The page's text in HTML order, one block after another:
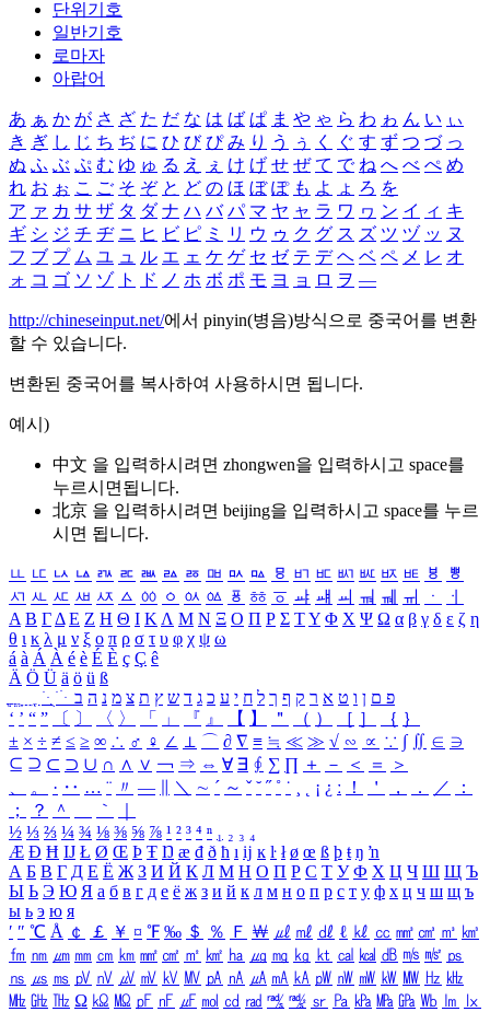
단위기호
일반기호
로마자
아랍어
あ ぁ か が さ ざ た だ な は ば ぱ ま や ゃ ら わ ゎ ん い ぃ
き ぎ し じ ち ぢ に ひ び ぴ み り う ぅ く ぐ す ず つ づ っ
ぬ ふ ぶ ぷ む ゆ ゅ る え ぇ け げ せ ぜ て で ね へ べ ぺ め
れ お ぉ こ ご そ ぞ と ど の ほ ぼ ぽ も よ ょ ろ を
ア ァ カ サ ザ タ ダ ナ ハ バ パ マ ヤ ャ ラ ワ ヮ ン イ ィ キ
ギ シ ジ チ ヂ ニ ヒ ビ ピ ミ リ ウ ゥ ク グ ス ズ ツ ヅ ッ ヌ
フ ブ プ ム ユ ュ ル エ ェ ケ ゲ セ ゼ テ デ ヘ ベ ペ メ レ オ
ォ コ ゴ ソ ゾ ト ド ノ ホ ボ ポ モ ヨ ョ ロ ヲ ―
http://chineseinput.net/에서 pinyin(병음)방식으로 중국어를 변환
할 수 있습니다.
변환된 중국어를 복사하여 사용하시면 됩니다.
예시)
中文 을 입력하시려면 zhongwen을 입력하시고 space를
누르시면됩니다.
北京 을 입력하시려면 beijing을 입력하시고 space를 누르
시면 됩니다.
ㅥ ㅦ ㅧ ㅨ ㅩ ㅪ ㅫ ㅬ ㅭ ㅮ ㅯ ㅰ ㅱ ㅲ ㅳ ㅴ ㅵ ㅶ ㅷ ㅸ
ㅹ
ㅺ ㅻ ㅼ ㅽ ㅾ ㅿ ㆀ ㆁ ㆂ ㆃ ㆄ ㆅ ㆆ ㆇ ㆈ ㆉ ㆊ ㆋ ㆌ ㆍ
ㆎ
Α Β ΓΔ Ε Ζ Η Θ Ι ΚΛ Μ Ν Ξ Ο Π Ρ Σ ΤΥ Φ Χ Ψ Ω α β γ δ ε ζ η
θ ι κ λ μ ν ξ ο π ρ σ τ υ φ χ ψ ω
á à Á À é è É È ç Ç ê
Ä Ö Ü ä ö ü ß
ִֶֹ ֻּ ׁׂ פ ם ן ו ט א ר ק ף ך ל ח י ע כ ג ד ש ץ ת צ מ נ ה ב
‘ ’ “ ” 〔 〕 〈 〉 「 」 『 』 【 】 ＂ （ ） ［ ］ ｛ ｝
± × ÷ ≠ ≤ ≥ ∞ ∴ ♂ ♀ ∠ ⊥ ⌒ ∂ ∇ ≡ ≒ ≪ ≫ √ ∽ ∝ ∵ ∫ ∬ ∈ ∋
⊆ ⊇ ⊂ ⊃ ∪ ∩ ∧ ∨ ￢ ⇒ ⇔ ∀ ∃ ∮ ∑ ∏ ＋ － ＜ ＝
＞
、
。 · ‥ … ¨ 〃 ― ＼ ∼ ´ ～ ˇ ˘ ˝ ˚ ˙ ¸ ¡ ¿ ː ！ ＇ ， ． ／
：
；
？ ＾ ｀
½ ⅓ ⅔ ¼ ¾ ⅛ ⅜ ⅝ ⅞ ¹ ² ³ ⁴ ⁿ ₁ ₂ ₃ ₄
Æ Ð Ħ Ĳ Ł Ø Œ Þ Ŧ Ŋ æ đ ð ħ ı ĳ ĸ ŀ ł ø œ ß þ ŧ ŋ ŉ
А Б В Г Д Е Ё Ж З И Й К Л М Н О П Р С Т У Ф Х Ц Ч Ш Щ Ъ
Ы Ь Э Ю Я а б в г д е ё ж з и й к л м н о п р с т у ф х ц ч ш щ ъ
ы ь э ю я
′ ″ ℃ Å ￠ ￡ ￥ ¤ ℉ ‰ ＄ ％ Ｆ ￦ ㎕ ㎖ ㎗ ℓ ㎘ ㏄ ㎣ ㎤ ㎥ ㎦
㎙ ㎚ ㎛ ㎜ ㎝ ㎞ ㎟ ㎠ ㎡ ㎢ ㏊ ㎍ ㎎ ㎏ ㏏ ㎈ ㎉ ㏈ ㎧ ㎨ ㎰
㎱ ㎲ ㎳ ㎴ ㎵ ㎶ ㎷ ㎸ ㎹ ㎀ ㎁ ㎂ ㎃ ㎄ ㎺ ㎻ ㎽ ㎾ ㎿ ㎐ ㎑
㎒ ㎓ ㎔ Ω ㏀ ㏁ ㎊ ㎋ ㎌ ㏖ ㏅ ㎭ ㎮ ㎯ ㏛ ㎩ ㎪ ㎫ ㎬ ㏝ ㏐
㏓